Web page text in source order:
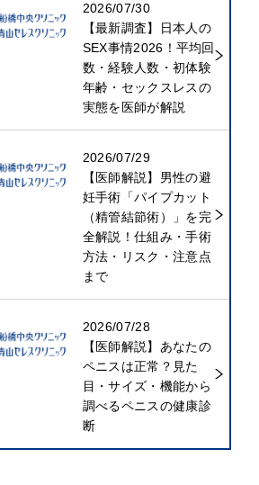
2026/07/30
【最新調査】日本人の
SEX事情2026！平均回
数・経験人数・初体験
年齢・セックスレスの
実態を医師が解説
2026/07/29
【医師解説】男性の避
妊手術「パイプカット
（精管結節術）」を完
全解説！仕組み・手術
方法・リスク・注意点
まで
2026/07/28
【医師解説】あなたの
ペニスは正常？見た
目・サイズ・機能から
調べるペニスの健康診
断